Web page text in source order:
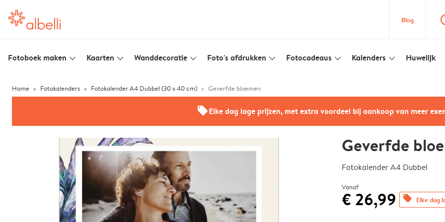
Blog
Fotoboek maken slim_arrow_down Kaarten slim_arrow_down Wanddecoratie slim_arrow_down Foto's afdrukken slim_arrow_down Fotocadeaus slim_arrow_down Kalenders slim_arrow_down Huwelijk
Home Fotokalenders Fotokalender A4 Dubbel (30 x 40 cm) Geverfde bloemen
offersElke dag lage prijzen, met extra voordeel bij aankoop van meer
Geverfde
Fotokalender A4 Dubbel
Vanaf
€ 26,99 offers Elke dag